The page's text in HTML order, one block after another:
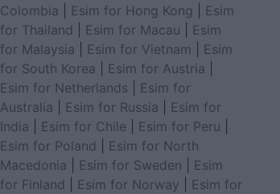
Colombia
Esim for Hong Kong
Esim
for Thailand
Esim for Macau
Esim
for Malaysia
Esim for Vietnam
Esim
for South Korea
Esim for Austria
Esim for Netherlands
Esim for
Australia
Esim for Russia
Esim for
India
Esim for Chile Esim for Peru
Esim for Poland
Esim for North
Macedonia
Esim for Sweden
Esim
for Finland
Esim for Norway
Esim for